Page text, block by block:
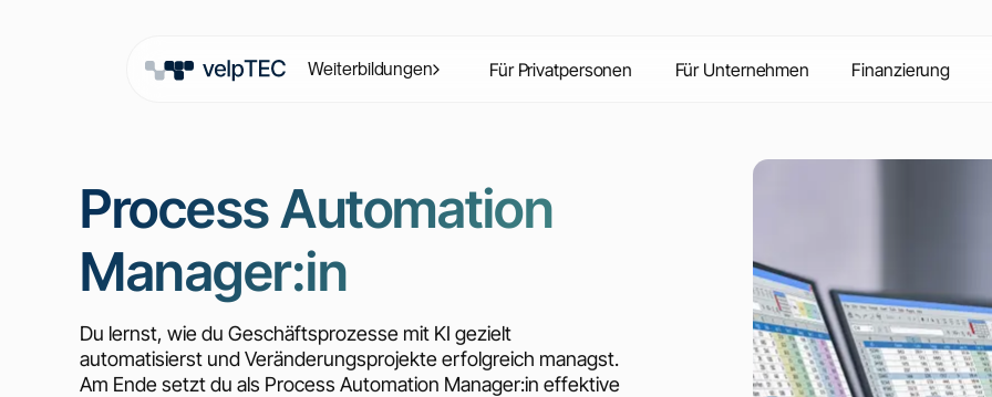
Weiterbildungen Für Privatpersonen Für Unternehmen Finanzierung
Process Automation
Manager:in
Du lernst, wie du Geschäftsprozesse mit KI gezielt
automatisierst und Veränderungsprojekte erfolgreich managst.
Am Ende setzt du als Process Automation Manager:in effektive